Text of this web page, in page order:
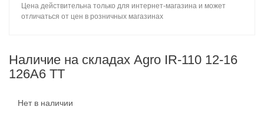
Цена действительна только для интернет-магазина и может
отличаться от цен в розничных магазинах
Наличие на складах Agro IR-110 12-16
126A6 TT
Нет в наличии